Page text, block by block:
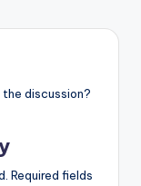
discussion?
Required fields